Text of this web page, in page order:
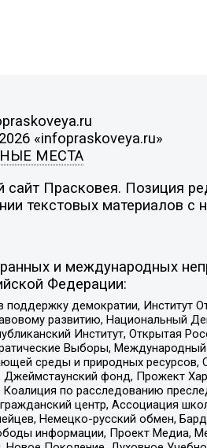
«infopraskoveya.ru»
МЕСТА
Прасковея. Позиция
текстовых материалов с
и международных
Федерации:
поддержку демократии, Институт
развитию, Национальный
Институт, Открытая
Выборы,
среды и природных ресурсов,
фонд, Прожект
Коалиция по расследованию
центр, Ассоциация
Немецко-русский обмен,
информации, Проект Медиа,